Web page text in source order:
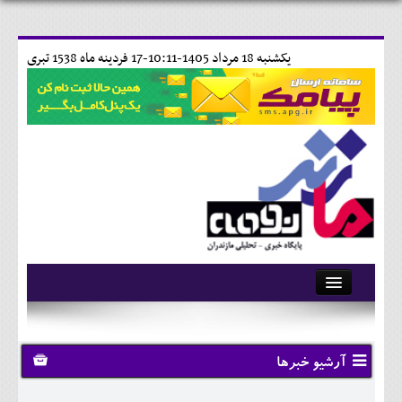
17 فردينه ماه 1538 تبری يکشنبه 18 مرداد 1405-10:11-
آرشیو
تماس با ما
وبلاگ
آرشیو خبرها